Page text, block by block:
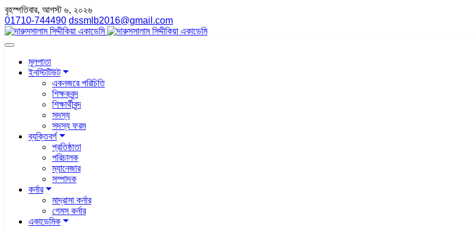
বৃহস্পতিবার, আগস্ট ৬, ২০২৬
01710-744490 dssmlb2016@gmail.com
মূলপাতা
ইনস্টিটিউট
একনজরে পরিচিতি
শিক্ষকবৃন্দ
শিক্ষার্থীবৃন্দ
সদস্য
সদস্য ফরম
ব্যক্তিবর্গ
প্রতিষ্ঠাতা
পরিচালক
ম্যানেজার
সম্পাদক
কর্নার
মাদ্রাসা কর্নার
গেমস কর্নার
একাডেমিক